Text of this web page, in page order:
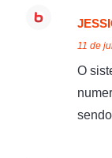
11 de
O